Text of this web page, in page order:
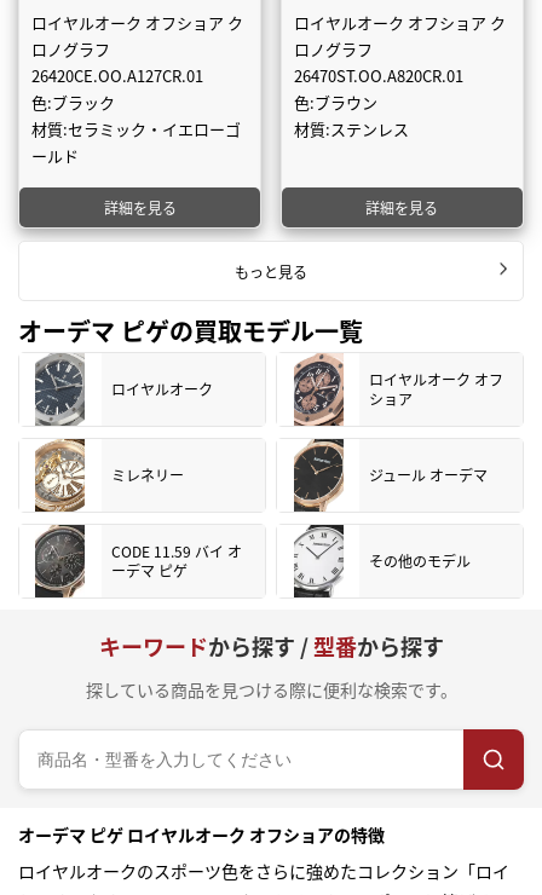
ロイヤルオーク オフショア ク
ロノグラフ
26420CE.OO.A127CR.01
色:ブラック
材質:セラミック・イエローゴ
ールド
詳細を見る
ロイヤルオーク オフショア ク
ロノグラフ
26470ST.OO.A820CR.01
色:ブラウン
材質:ステンレス
詳細を見る
もっと見る
オーデマ ピゲの買取モデル一覧
ロイヤルオーク
ロイヤルオーク オフ
ショア
ミレネリー ジュール オーデマ
CODE 11.59 バイ オ
ーデマ ピゲ
その他のモデル
キーワードから探す /型番から探す
探している商品を見つける際に便利な検索です。
オーデマ ピゲ ロイヤルオーク オフショアの特徴
ロイヤルオークのスポーツ色をさらに強めたコレクション「ロイ